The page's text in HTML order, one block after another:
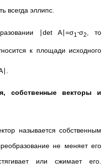
всегда эллипс.
∣det⁡ A∣=σ1 ⋅σ2 , то
к площади исходного
собственные векторы и
называется собственным
не меняет его
или сжимает его.